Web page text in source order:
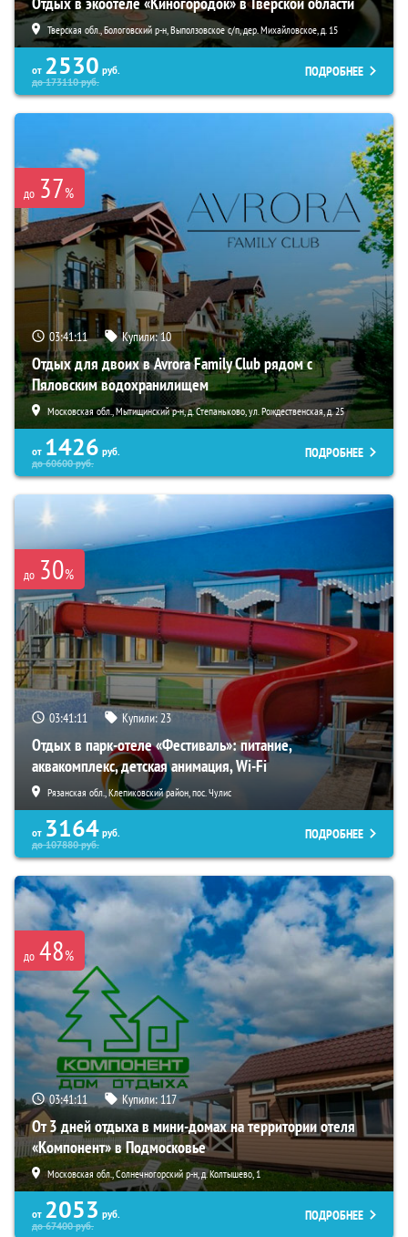
Тверская обл., Бологовский р-н, Выползовское с/п, дер. Михайловское, д. 15
от 2530 руб.
до173110руб.
ПОДРОБНЕЕ
до 37%
03:41:10 Купили:10
Отдых для двоих в Avrora Family Club рядом с
Пяловским водохранилищем
Московская обл., Мытищинский р-н, д. Степаньково, ул. Рождественская, д. 25
от 1426 руб.
до60600руб.
ПОДРОБНЕЕ
до 30%
03:41:10 Купили:23
Отдых в парк-отеле «Фестиваль»: питание,
аквакомплекс, детская анимация, Wi-Fi
Рязанская обл., Клепиковский район, пос. Чулис
от 3164 руб.
до107880руб.
ПОДРОБНЕЕ
до 48%
03:41:10 Купили: 117
От 3 дней отдыха в мини-домах на территории отеля
«Компонент» в Подмосковье
Московская обл., Солнечногорский р-н, д. Колтышево, 1
от 2053 руб.
до67400руб.
ПОДРОБНЕЕ